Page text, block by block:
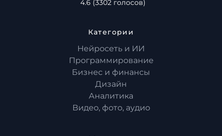
4.6 (3302 голосов)
Категории
Нейросеть и ИИ
Программирование
Бизнес и финансы
Дизайн
Аналитика
Видео, фото, аудио